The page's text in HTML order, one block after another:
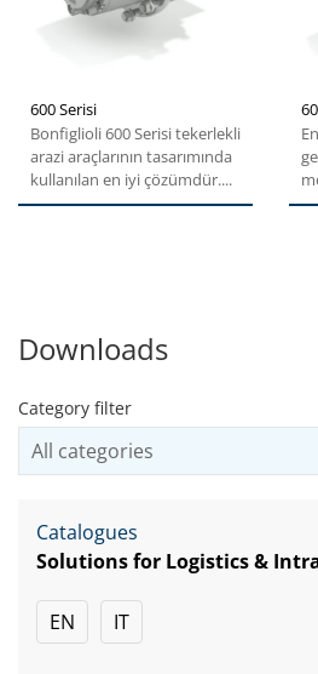
600 Serisi
Bonfiglioli 600 Serisi tekerlekli
arazi araçlarının tasarımında
kullanılan en iyi çözümdür....
Downloads
Category filter
Catalogues
Solutions for Logistics &
EN IT